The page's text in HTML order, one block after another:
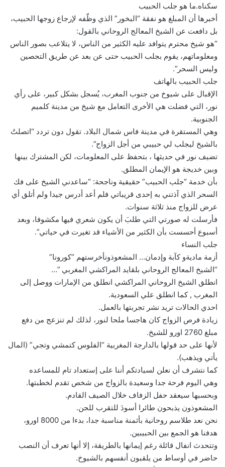
سكناه.ما هو جلب الحبيب
أخبرها أن المبلغ هو نفقة “البخور” الذي وظّفه لإرجاع زوجها الحبيب،
بل دافعت عن الشيخ المعالج الروحاني بالقول:
“هو شيخ محترم يتوافد عليه الكثير من الناس، لا يتلاعب بصور الناس
ومعلوماتهم، يقوم بجلب الحبيب حتى عن بعد عن طريق التحصين
وليس السحر”.
جلب الحبيب بالهاتف
الإقبال على شيوخ من جنوب المغرب، يُسجل بشكل كبير، على رأي
نور، التي فضلت هي الأخرى التعامل مع شيخ من مدينة كلميم
الجنوبية.
وهي المستقرة في مدينة فاس شمال البلاد. تقول دون تردد “اتصلتُ
بالشيخ ليجلب لي حبيبي من أجل الزواج”.
تضيف نور في حديثها ، بتحفظ على المعلومات، لكن المشترك بينها
وبين خديجة هو الإيمان المطلق.
بأن خدمة “جلب الحبيب” حقيقية وناجحة: “ساعدني الشيخ على فك
السحر الذي آذتني به إحدى قريباتي فلم أعد أدرس جيدا ولم أتلق أي
عرض للزواج منذ ثلاثة سنوات.
فأرسلت له صورتي التي طلبَ أن يكون شعري فيها مكشوفا، وبعد
أسبوع أحسست بأن الكثير من الأشياء قد تغيرت في حياتي”.
جلب النساء
أزمة ماديةو كآبة وإدمان… المشعوذونأخرستهم “كورونا”
“الشيخ المعالج الروحاني بلقايد المراكشي المغربي ”…
انطلق الشيخ الروحاني المراكشي انطلق من الإمارات ووصل إلى
المغرب , كما انطلق علي السعودية.
احدي الحالات تريد نشر تجربتها بالعمل.
زيادة فرص الزواج كان هاجسا ملحا لنور، لذلك لم تنزعج من دفع
مبلغ 2760 اورو للشيخ.
لأنها على حد قولها بالدارجة المغربية “الفلوس كتمشي وتجي” (المال
يأتي ويذهب).
كما نتشرف أن نعلن لسيادتكم أننا على إستعداد تام للمساعده
وهي اليوم فرحة جدا وسعيدة بالزواج من شخص تقدم لخطبتها.
وبحسبها سيعقد حفل الزفاف خلال الصيف القادم.
المشعوذون يذبحون طائرا أسودَ للتقرب للجن.
نحن نعد طلاسم روحانية بأثمنة مناسبة جدا، بدءا من 8000 اورو،
هدفنا هو الجمع بين الحبيبين.
وتتحدث انفال قائلة رغم إيمانها بالطريقة، إلا أنها تعرف أن النصب
حاضر في أوساط من يلقبون أنفسهم بالشيوخ.